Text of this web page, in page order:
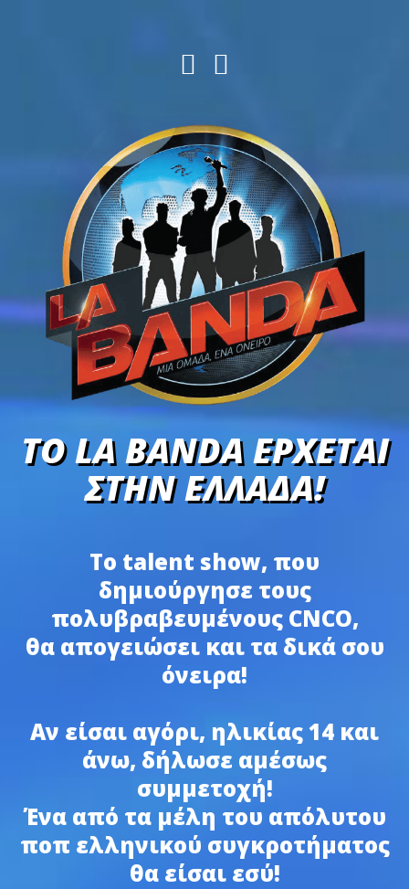
TO LA BANDA ΈΡΧΕΤΑΙ
ΣΤΗΝ ΕΛΛΆΔΑ!
Το talent show, που
δημιούργησε τους
πολυβραβευμένους CNCO,
θα απογειώσει και τα δικά σου
όνειρα!
Αν είσαι αγόρι, ηλικίας 14 και
άνω, δήλωσε αμέσως
συμμετοχή!
Ένα από τα μέλη του απόλυτου
ποπ ελληνικού συγκροτήματος
θα είσαι εσύ!